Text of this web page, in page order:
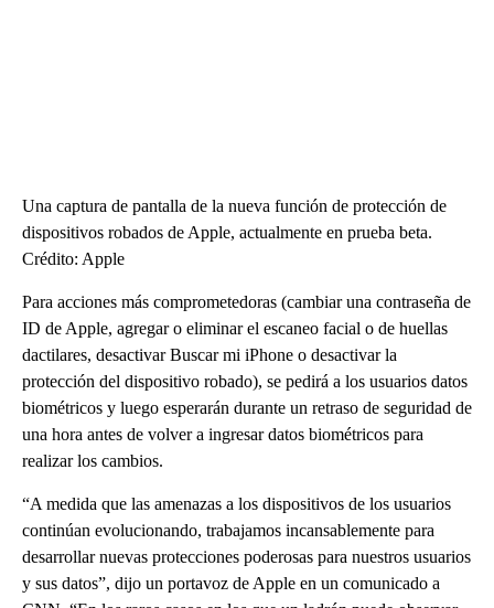
Una captura de pantalla de la nueva función de protección de
dispositivos robados de Apple, actualmente en prueba beta.
Crédito: Apple
Para acciones más comprometedoras (cambiar una contraseña de
ID de Apple, agregar o eliminar el escaneo facial o de huellas
dactilares, desactivar Buscar mi iPhone o desactivar la
protección del dispositivo robado), se pedirá a los usuarios datos
biométricos y luego esperarán durante un retraso de seguridad de
una hora antes de volver a ingresar datos biométricos para
realizar los cambios.
“A medida que las amenazas a los dispositivos de los usuarios
continúan evolucionando, trabajamos incansablemente para
desarrollar nuevas protecciones poderosas para nuestros usuarios
y sus datos”, dijo un portavoz de Apple en un comunicado a